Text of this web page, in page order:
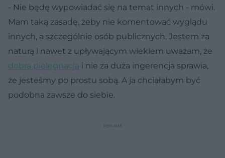
- Nie będę wypowiadać się na temat innych - mówi.
Mam taką zasadę, żeby nie komentować wyglądu
innych, a szczególnie osób publicznych. Jestem za
naturą i nawet z upływającym wiekiem uważam, że
dobra pielęgnacja i nie za duża ingerencja sprawia,
że jesteśmy po prostu sobą. A ja chciałabym być
podobna zawsze do siebie.